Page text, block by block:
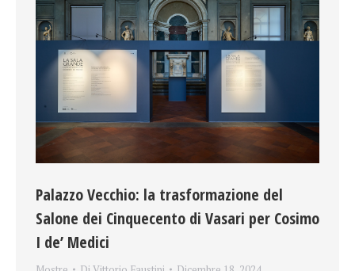
Palazzo Vecchio: la trasformazione del
Salone dei Cinquecento di Vasari per Cosimo
I de’ Medici